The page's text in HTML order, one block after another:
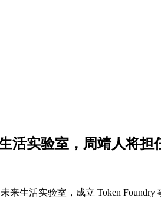
活实验室，周靖人将担
生活实验室，成立 Token Foundry